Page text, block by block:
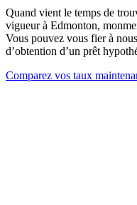
Quand vient le temps de
vigueur à Edmonton,
Vous pouvez vous fier à
d’obtention d’un prêt
Comparez vos taux